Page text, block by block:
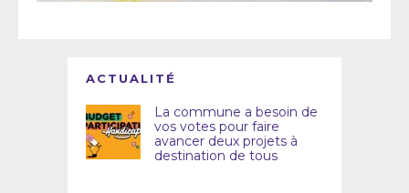
ACTUALITÉ
La commune a besoin de
vos votes pour faire
avancer deux projets à
destination de tous